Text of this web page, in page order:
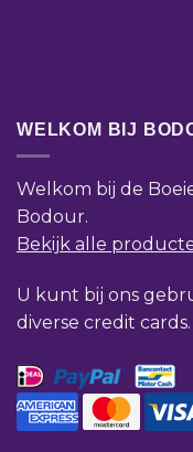
WELKOM BIJ
Welkom bij de
Bodour.
Bekijk alle
U kunt bij ons
diverse credit cards.